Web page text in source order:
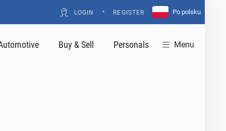
LOGIN • REGISTER Po polsku
Buy & Sell Personals Menu